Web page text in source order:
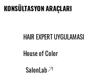
KONSÜLTASYON ARAÇLARI
HAIR EXPERT UYGULAMASI
House of Color
SalonLab